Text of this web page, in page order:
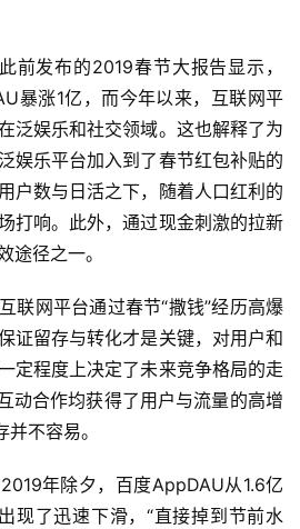
前发布的2019春节大报告显示，
暴涨1亿，而今年以来，互联网平
泛娱乐和社交领域。这也解释了为
娱乐平台加入到了春节红包补贴的
户数与日活之下，随着人口红利的
打响。此外，通过现金刺激的拉新
途径之一。
联网平台通过春节“撒钱”经历高爆
证留存与转化才是关键，对用户和
定程度上决定了未来竞争格局的走
动合作均获得了用户与流量的高增
不容易。
年除夕，百度AppDAU从1.6亿
现了迅速下滑，“直接掉到节前水